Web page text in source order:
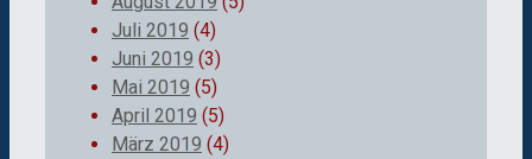
Juli 2019 (4)
Juni 2019 (3)
Mai 2019 (5)
April 2019 (5)
März 2019 (4)